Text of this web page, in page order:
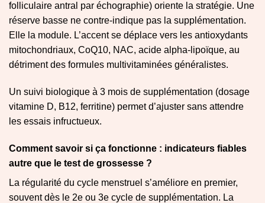
folliculaire antral par échographie) oriente la stratégie. Une
réserve basse ne contre-indique pas la supplémentation.
Elle la module. L’accent se déplace vers les antioxydants
mitochondriaux, CoQ10, NAC, acide alpha-lipoïque, au
détriment des formules multivitaminées généralistes.
Un suivi biologique à 3 mois de supplémentation (dosage
vitamine D, B12, ferritine) permet d’ajuster sans attendre
les essais infructueux.
Comment savoir si ça fonctionne : indicateurs fiables
autre que le test de grossesse ?
La régularité du cycle menstruel s’améliore en premier,
souvent dès le 2e ou 3e cycle de supplémentation. La